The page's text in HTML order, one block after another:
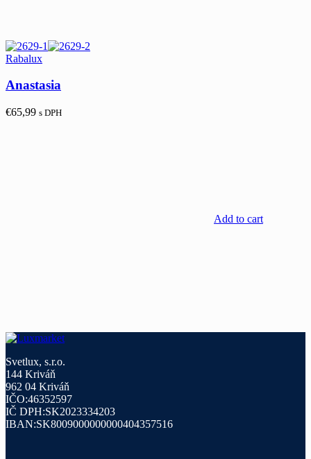
Rabalux
Anastasia
€65,99 s DPH
Add to cart
Svetlux, s.r.o.
144 Kriváň
962 04 Kriváň
IČO:46352597
IČ DPH:SK2023334203
IBAN:SK8009000000000404357516